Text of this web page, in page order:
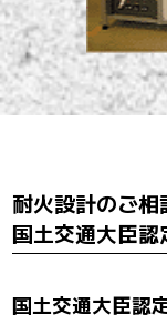
耐火設計のご相
国土交通大臣
国土交通大臣認